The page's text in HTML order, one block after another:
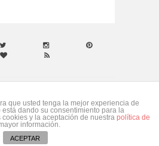
derechos reservados.Aviso
Legal
pormorgan media
que usted tenga la mejor experiencia de
dando su consentimiento para la
y la aceptación de nuestra política de
información.
ACEPTAR